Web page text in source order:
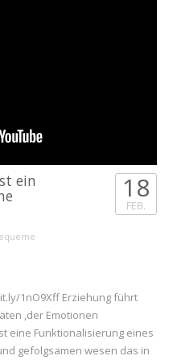
ein 18
FEB.
1nO9Xff Erziehung führt
,der Emotionen
eine Funktionalisierung eines
gefolgsamen wesen das in